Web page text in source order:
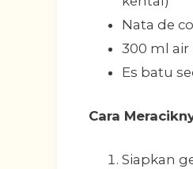
Nata de
300 ml air
Es batu
Cara
Siapkan